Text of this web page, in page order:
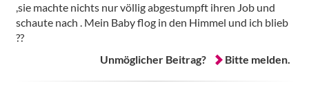
,sie machte nichts nur völlig abgestumpft ihren Job und
schaute nach . Mein Baby flog in den Himmel und ich blieb
??
Unmöglicher Beitrag?
Bitte melden.